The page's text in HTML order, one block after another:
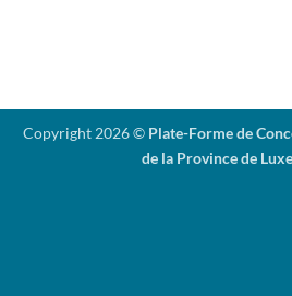
Copyright 2026 © Plate-Forme de
de la Province de